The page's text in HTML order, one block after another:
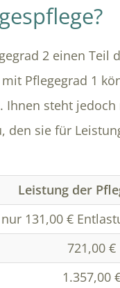
2 einen Teil
Pflegegrad 1
Ihnen steht
den sie für
Leistung der
nur 131,00 €
721,00 €
1.357,00